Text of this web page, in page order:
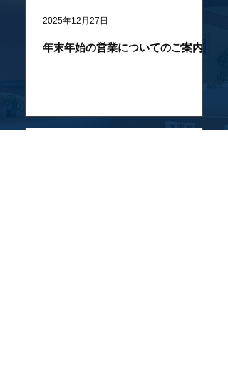
年末年始の営業についてのご案内
2025年12月27日